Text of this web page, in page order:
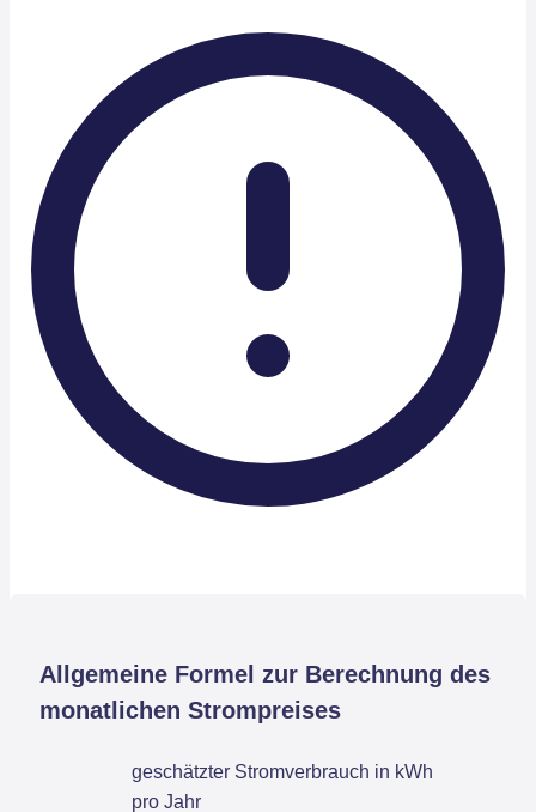
Allgemeine Formel zur Berechnung des
monatlichen Strompreises
geschätzter Stromverbrauch in kWh
pro Jahr